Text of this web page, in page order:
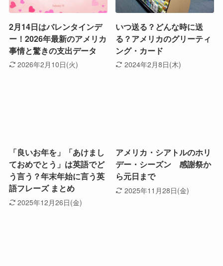
2月14日はバレンタインデ
ー！2026年最新のアメリカ
事情と驚きの支出データ
2026年2月10日(火)
いつ送る？どんな時に送
る？アメリカのグリーティ
ング・カード
2024年2月8日(木)
「良いお年を」「あけまし
ておめでとう」は英語でど
う言う？年末年始に言う英
語フレーズ まとめ
2025年12月26日(金)
アメリカ・シアトルのホリ
デー・シーズン 感謝祭か
ら元日まで
2025年11月28日(金)